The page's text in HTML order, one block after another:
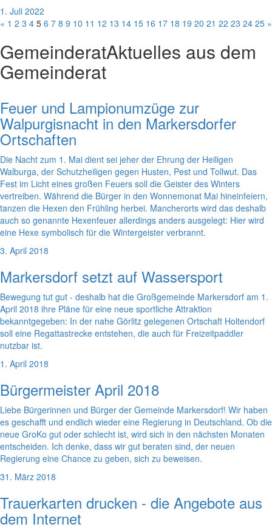
1. Juli 2022
« 1 2 3 4 5 6 7 8 9 10 11 12 13 14 15 16 17 18 19 20 21 22 23 24 25 »
GemeinderatAktuelles aus dem
Gemeinderat
Feuer und Lampionumzüge zur
Walpurgisnacht in den Markersdorfer
Ortschaften
Die Nacht zum 1. Mai dient sei jeher der Ehrung der Heiligen
Walburga, der Schutzheiligen gegen Husten, Pest und Tollwut. Das
Fest im Licht eines großen Feuers soll die Geister des Winters
vertreiben. Während die Bürger in den Wonnemonat Mai hineinfeiern,
tanzen die Hexen den Frühling herbei. Mancherorts wird das deshalb
auch so genannte Hexenfeuer allerdings anders ausgelegt: Hier wird
eine Hexe symbolisch für die Wintergeister verbrannt.
3. April 2018
Markersdorf setzt auf Wassersport
Bewegung tut gut - deshalb hat die Großgemeinde Markersdorf am 1.
April 2018 ihre Pläne für eine neue sportliche Attraktion
bekanntgegeben: In der nahe Görlitz gelegenen Ortschaft Holtendorf
soll eine Regattastrecke entstehen, die auch für Freizeitpaddler
nutzbar ist.
1. April 2018
Bürgermeister April 2018
Liebe Bürgerinnen und Bürger der Gemeinde Markersdorf! Wir haben
es geschafft und endlich wieder eine Regierung in Deutschland. Ob die
neue GroKo gut oder schlecht ist, wird sich in den nächsten Monaten
entscheiden. Ich denke, dass wir gut beraten sind, der neuen
Regierung eine Chance zu geben, sich zu beweisen.
31. März 2018
Trauerkarten drucken - die Angebote aus
dem Internet